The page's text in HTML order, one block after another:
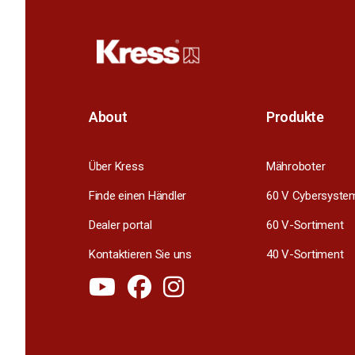
About
Über Kress
Finde einen Händler
Dealer portal
Kontaktieren Sie uns
Produkte
Mähroboter
60 V
60 V-Sortiment
40 V-Sortiment